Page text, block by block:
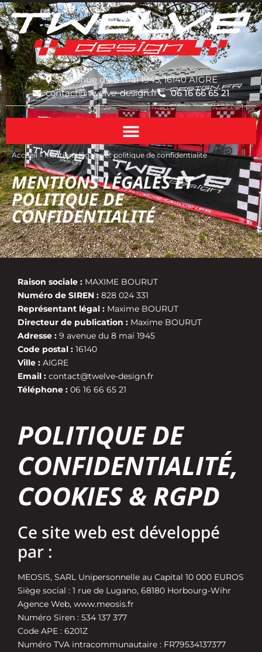
9 avenue du 8 mai 1945, 16140 AIGRE
contact@twelve-design.fr
06 16 66 65 21
Accueil»Mentions légales et politique de confidentialité
MENTIONS LÉGALES ET
POLITIQUE DE
CONFIDENTIALITÉ
Raison sociale : MAXIME BOURUT
Numéro de SIREN : 828 024 331
Représentant légal : Maxime BOURUT
Directeur de publication : Maxime BOURUT
Adresse : 9 avenue du 8 mai 1945
Code postal : 16140
Ville : AIGRE
Email : contact@twelve-design.fr
Téléphone : 06 16 66 65 21
POLITIQUE DE
CONFIDENTIALITÉ,
COOKIES & RGPD
Ce site web est développé
par :
MEOSIS, SARL Unipersonnelle au Capital 10 000 EUROS
Siège social : 1 rue de Lugano, 68180 Horbourg-Wihr
Agence Web, www.meosis.fr
Numéro Siren : 534 137 377
Code APE : 6201Z
Numéro TVA intracommunautaire : FR79534137377